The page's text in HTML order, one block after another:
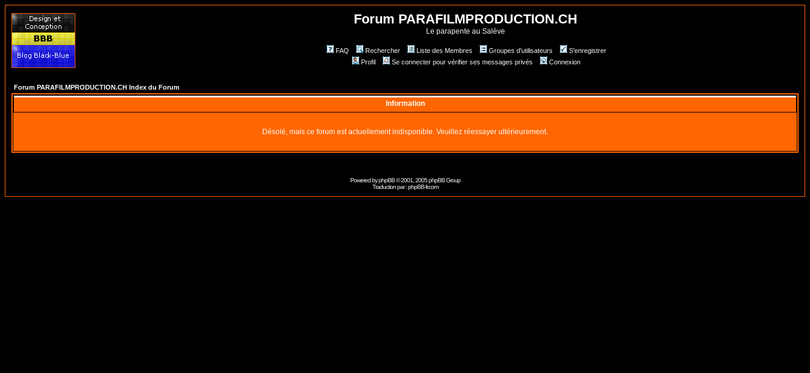
Forum PARAFILMPRODUCTION.CH
Le parapente au Salève
FAQ Rechercher Liste des Membres Groupes d'utilisateurs
S'enregistrer
Profil
Se connecter pour vérifier ses messages privés Connexion
Forum PARAFILMPRODUCTION.CH Index du Forum
Information
Désolé, mais ce forum est actuellement indisponible. Veuillez réessayer ultérieurement.
Powered byphpBB© 2001, 2005 phpBB Group
Traduction par :phpBB-fr.com